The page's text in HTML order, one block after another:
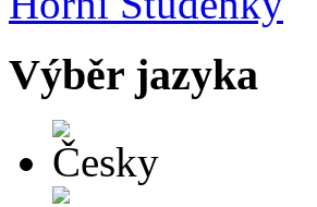
Výběr jazyka